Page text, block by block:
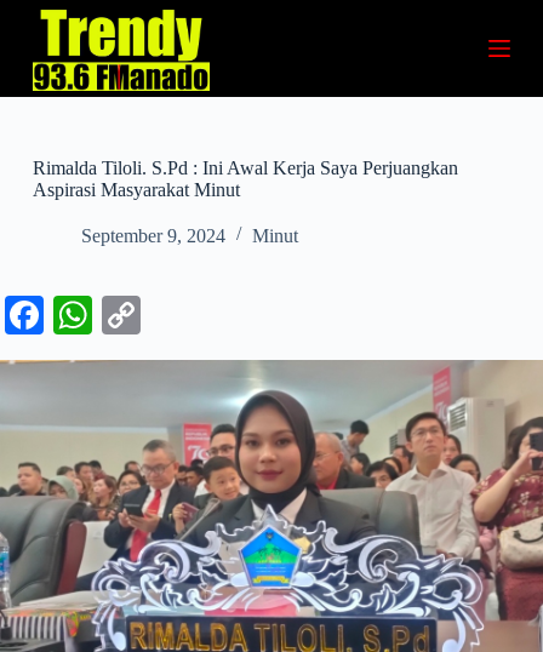
p
o
n
Rimalda Tiloli. S.Pd : Ini Awal Kerja Saya Perjuangkan
Aspirasi Masyarakat Minut
September 9, 2024 Minut
Fa
ce
ok
W
ha
A
pp
op
Li
nk